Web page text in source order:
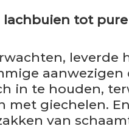
lachbuien tot
leverde
in te houden,
met giechelen.
van